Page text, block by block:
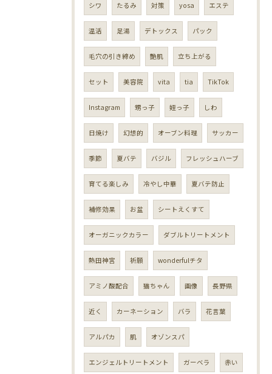
シワ たるみ 対策 yosa エステ
温活 足湯 デトックス パック
毛穴の引き締め 艶肌 立ち上がる
セット 美容院 vita tia TikTok
Instagram 甥っ子 姪っ子 しわ
日焼け 幻想的 オーブン料理 サッカー
季節 夏バテ バジル フレッシュハーブ
育てる楽しみ 冷やし中華 夏バテ防止
補修効果 お盆 シートえくすて
オーガニックカラー ダブルトリートメント
熱田神宮 祈願 wonderfulチタ
アミノ酸配合 猫ちゃん 画像 長野県
近く カーネーション バラ 花言葉
アルパカ 肌 オゾンスパ
エンジェルトリートメント ガーベラ 赤い